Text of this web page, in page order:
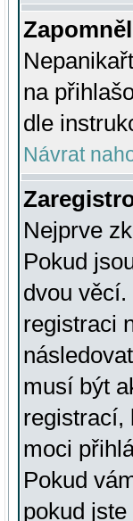
na
dle
Návrat
Nejprve
Pokud
dvou
registraci
musí být
registrací,
moci
Pokud
pokud